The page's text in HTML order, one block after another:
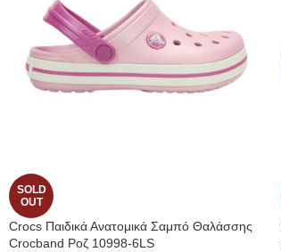
SOLD
OUT
Crocs Παιδικά Ανατομικά Σαμπό Θαλάσσης
Crocband Ροζ 10998-6LS